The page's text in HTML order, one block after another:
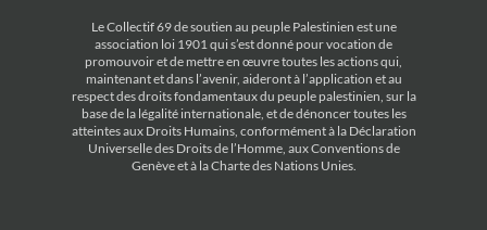
Le Collectif 69 de soutien au peuple Palestinien est une
association loi 1901 qui s’est donné pour vocation de
promouvoir et de mettre en œuvre toutes les actions qui,
maintenant et dans l’avenir, aideront à l’application et au
respect des droits fondamentaux du peuple palestinien, sur la
base de la légalité internationale, et de dénoncer toutes les
atteintes aux Droits Humains, conformément à la Déclaration
Universelle des Droits de l’Homme, aux Conventions de
Genève et à la Charte des Nations Unies.